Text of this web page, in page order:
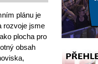
plánu je
rozvoje jsme
plocha pro
obsah